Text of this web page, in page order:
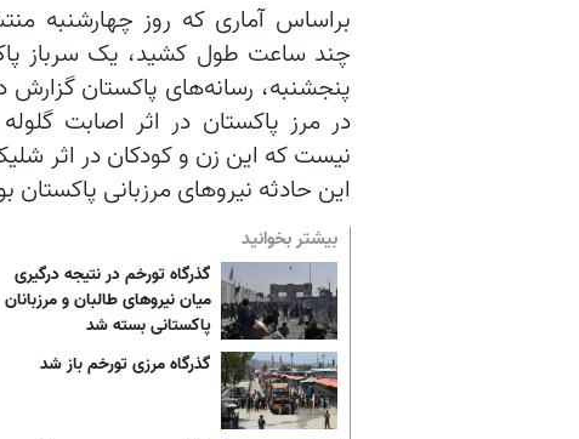
براساس آماری که روز چهارشنبه
چند ساعت طول کشید، یک سرباز
پنجشنبه، رسانه‌های پاکستان
در مرز پاکستان در اثر اصابت
نیست که این زن و کودکان در اثر
این حادثه نیروهای مرزبانی پاکستان
بیشتر بخوانید
گذرگاه تورخم در نتیجه درگیری
میان نیروهای طالبان و مرزبانان
پاکستانی بسته شد
گذرگاه مرزی تورخم باز شد